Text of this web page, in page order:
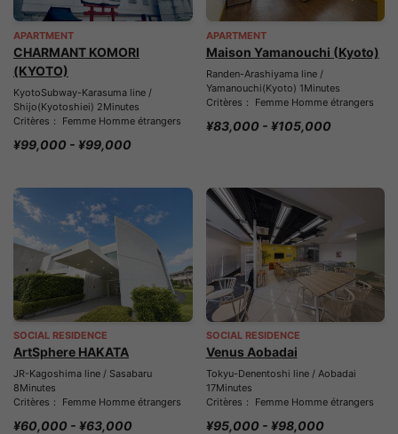
APARTMENT
CHARMANT KOMORI
(KYOTO)
KyotoSubway-Karasuma line /
Shijo(Kyotoshiei) 2Minutes
Critères： Femme Homme étrangers
¥99,000 - ¥99,000
APARTMENT
Maison Yamanouchi (Kyoto)
Randen-Arashiyama line /
Yamanouchi(Kyoto) 1Minutes
Critères： Femme Homme étrangers
¥83,000 - ¥105,000
SOCIAL RESIDENCE
ArtSphere HAKATA
JR-Kagoshima line / Sasabaru
8Minutes
Critères： Femme Homme étrangers
¥60,000 - ¥63,000
SOCIAL RESIDENCE
Venus Aobadai
Tokyu-Denentoshi line / Aobadai
17Minutes
Critères： Femme Homme étrangers
¥95,000 - ¥98,000